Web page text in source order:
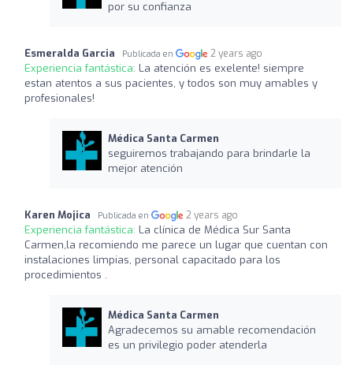
por su confianza
Esmeralda Garcia Publicada en 2 years ago
Experiencia fantástica: La atención es exelente! siempre
estan atentos a sus pacientes, y todos son muy amables y
profesionales!
Médica Santa Carmen
seguiremos trabajando para brindarle la
mejor atención
Karen Mojica Publicada en 2 years ago
Experiencia fantástica: La clínica de Médica Sur Santa
Carmen,la recomiendo me parece un lugar que cuentan con
instalaciones limpias, personal capacitado para los
procedimientos .
Médica Santa Carmen
Agradecemos su amable recomendación
es un privilegio poder atenderla